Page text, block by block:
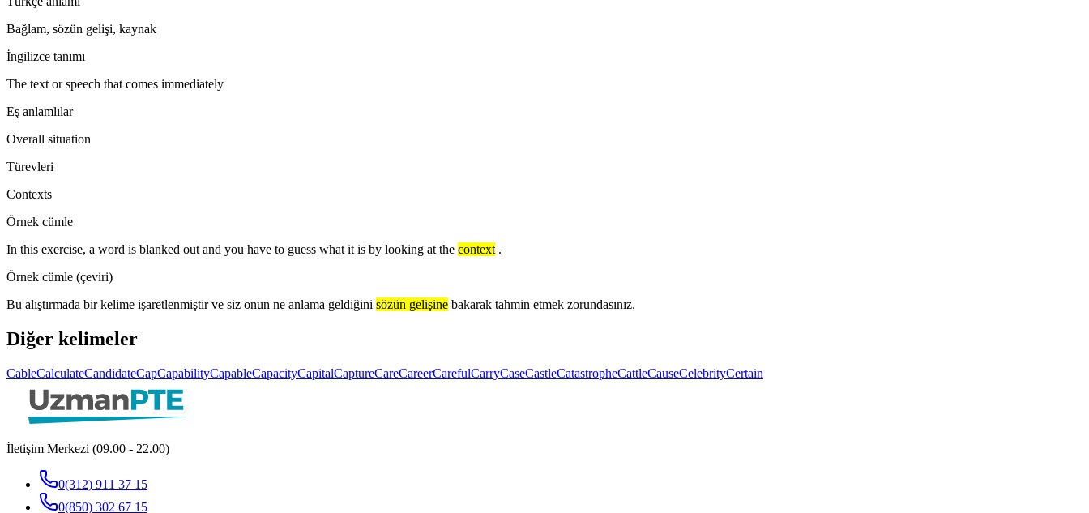
Bağlam, sözün gelişi, kaynak
İngilizce tanımı
The text or speech that comes immediately
Eş anlamlılar
Overall situation
Türevleri
Contexts
Örnek cümle
In this exercise, a word is blanked out and you have to guess what it is by looking at the context .
Örnek cümle (çeviri)
Bu alıştırmada bir kelime işaretlenmiştir ve siz onun ne anlama geldiğini sözün gelişine bakarak tahmin etmek zorundasınız.
Diğer kelimeler
CableCalculateCandidateCapCapabilityCapableCapacityCapitalCaptureCareCareerCarefulCarryCaseCastleCatastropheCattleCauseCelebrityCertain
İletişim Merkezi (09.00 - 22.00)
0(312) 911 37 15
0(850) 302 67 15